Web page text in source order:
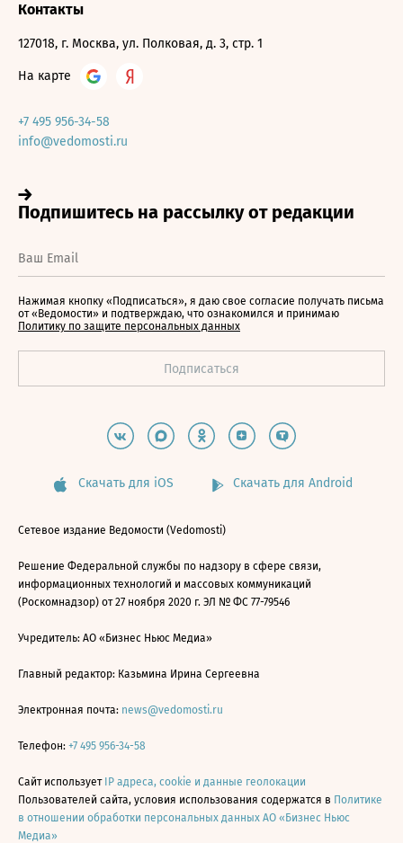
Контакты
127018, г. Москва, ул. Полковая, д. 3, стр. 1
На карте
+7 495 956-34-58
info@vedomosti.ru
Нажимая кнопку «Подписаться», я даю свое согласие получать письма
от «Ведомости» и подтверждаю, что ознакомился и принимаю
Политику по защите персональных данных
Скачать для iOS Скачать для Android
Сетевое издание Ведомости (Vedomosti)
Решение Федеральной службы по надзору в сфере связи,
информационных технологий и массовых коммуникаций
(Роскомнадзор) от 27 ноября 2020 г. ЭЛ № ФС 77-79546
Учредитель: АО «Бизнес Ньюс Медиа»
Главный редактор: Казьмина Ирина Сергеевна
Электронная почта: news@vedomosti.ru
Телефон: +7 495 956-34-58
Сайт использует IP адреса, cookie и данные геолокации
Пользователей сайта, условия использования содержатся в Политике
в отношении обработки персональных данных АО «Бизнес Ньюс
Медиа»